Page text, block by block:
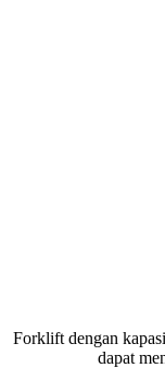
Forklift dengan
dapat